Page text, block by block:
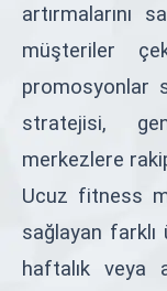
artırmalarını
müşteriler
promosyonlar
stratejisi,
merkezlere
Ucuz fitness
sağlayan farklı
haftalık veya